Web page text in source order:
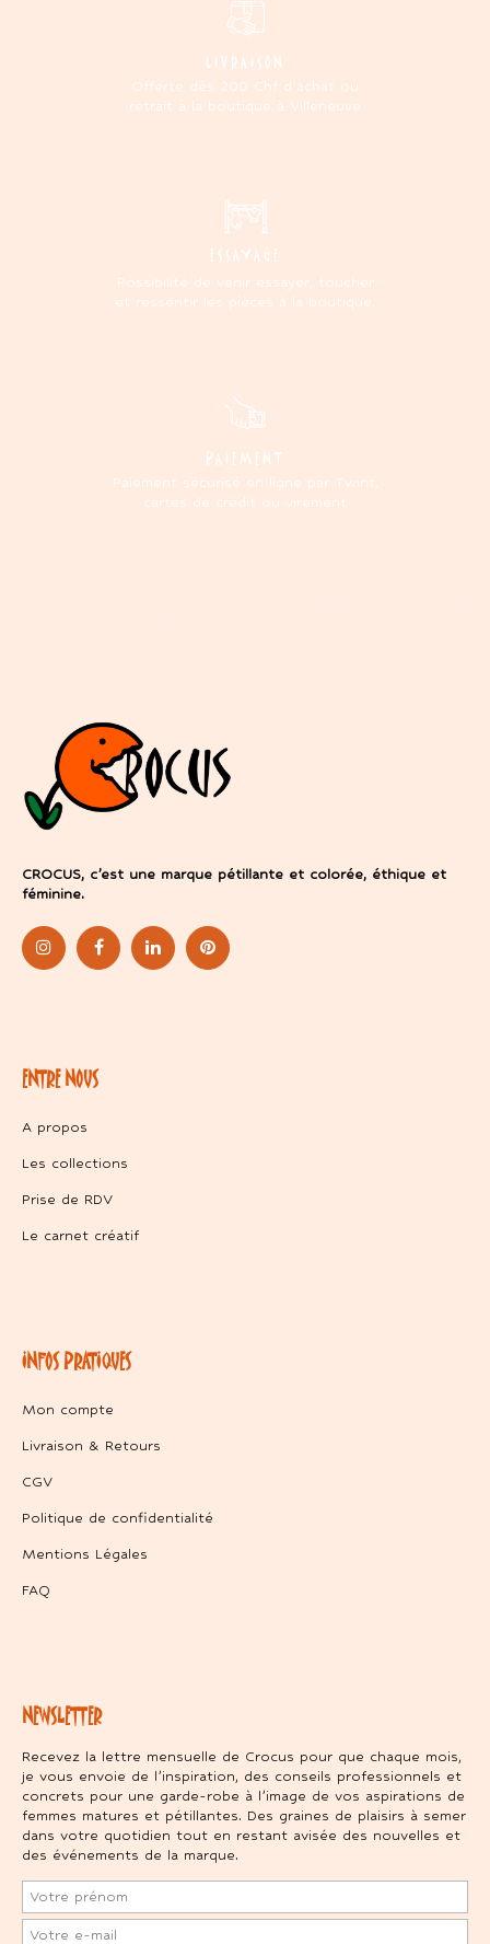
LIVRAISON
Offerte dès 200 Chf d'achat ou
retrait à la boutique à Villeneuve
ESSAYAGE
Possibilité de venir essayer, toucher
et ressentir les pièces à la boutique.
PAIEMENT
Paiement sécurisé en ligne par Twint,
cartes de crédit ou virement
CROCUS, c’est une marque pétillante et colorée, éthique et
féminine.
ENTRE NOUS
A propos
Les collections
Prise de RDV
Le carnet créatif
INFOS PRATIQUES
Mon compte
Livraison & Retours
CGV
Politique de confidentialité
Mentions Légales
FAQ
NEWSLETTER
Recevez la lettre mensuelle de Crocus pour que chaque mois,
je vous envoie de l’inspiration, des conseils professionnels et
concrets pour une garde-robe à l’image de vos aspirations de
femmes matures et pétillantes. Des graines de plaisirs à semer
dans votre quotidien tout en restant avisée des nouvelles et
des événements de la marque.